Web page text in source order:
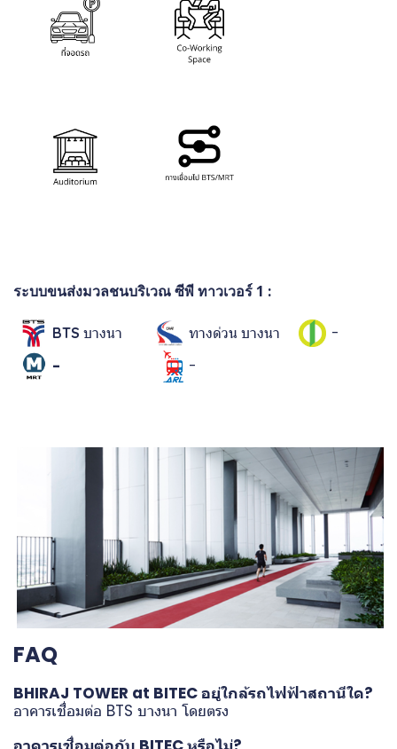
ระบบขนส่งมวลชนบริเวณ ซีพี ทาวเวอร์ 1 :
BTS บางนา ทางด่วน บางนา
-
-
-
FAQ
BHIRAJ TOWER at BITEC อยู่ใกล้รถไฟฟ้าสถานีใด?
อาคารเชื่อมต่อ BTS บางนา โดยตรง